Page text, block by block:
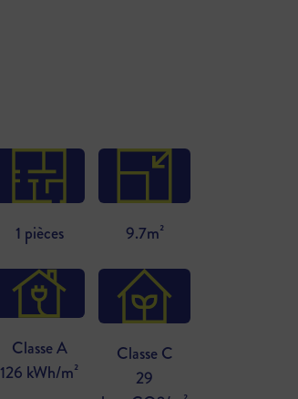
1 pièces 9.7m²
Classe A
126 kWh/m²
Classe C
29